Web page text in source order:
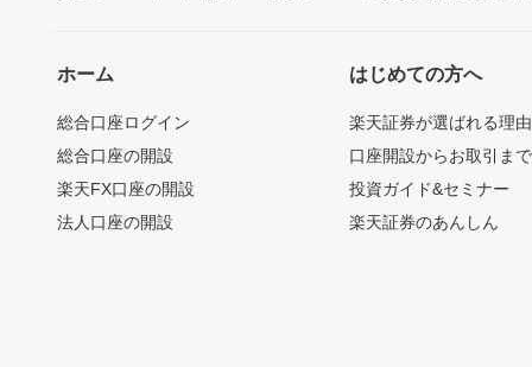
ホーム
総合口座ログイン
総合口座の開設
楽天FX口座の開設
法人口座の開設
はじめての方へ
楽天証券が選ばれる理由
口座開設からお取引ま
投資ガイド&セミナー
楽天証券のあんしん